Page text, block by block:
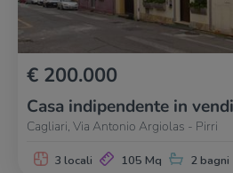
€ 200.000
Casa indipendente in
Cagliari, Via Antonio Argiolas - Pirri
3 locali 105 Mq 2 bagni